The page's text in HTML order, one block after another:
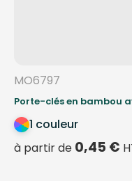
MO6797
Porte-clés en bambou
1 couleur
à partir de 0,45 €